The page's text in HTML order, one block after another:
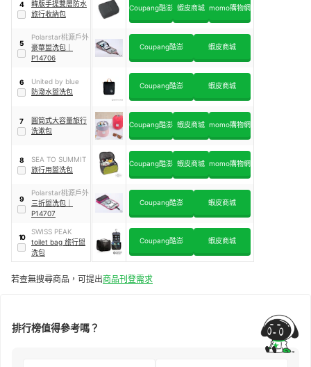
4
韓版手提雙層防水
旅行收納包
Coupang酷澎 蝦皮商城 momo購物網
5
Polarstar桃源戶外
豪華盥洗包
P14706
Coupang酷澎 蝦皮商城
6
United by blue
防潑水盥洗包
Coupang酷澎 蝦皮商城
7
圓筒式大容量旅行
洗漱包
Coupang酷澎 蝦皮商城 momo購物網
8
SEA TO SUMMIT
旅行用盥洗包
Coupang酷澎 蝦皮商城 momo購物網
9
Polarstar桃源戶外
三折盥洗包
P14707
Coupang酷澎 蝦皮商城
10
SWISS PEAK
toilet bag 旅行盥
洗包
Coupang酷澎 蝦皮商城
若查無搜尋商品，可提出商品刊登需求
排行榜值得參考嗎？